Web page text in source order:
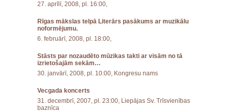
27. aprīlī, 2008, pl. 16:00,
Rīgas mākslas telpā Literārs pasākums ar muzikālu
noformējumu.
6. februārī, 2008, pl. 18:00,
Stāsts par nozaudēto mūzikas takti ar visām no tā
izrietošajām sekām…
30. janvārī, 2008, pl. 10:00, Kongresu nams
Vecgada koncerts
31. decembrī, 2007, pl. 23:00, Liepājas Sv. Trīsvienības
baznīca